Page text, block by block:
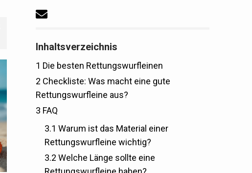
Inhaltsverzeichnis
1 Die besten Rettungswurfleinen
2 Checkliste: Was macht eine gute
Rettungswurfleine aus?
3 FAQ
3.1 Warum ist das Material einer
Rettungswurfleine wichtig?
3.2 Welche Länge sollte eine